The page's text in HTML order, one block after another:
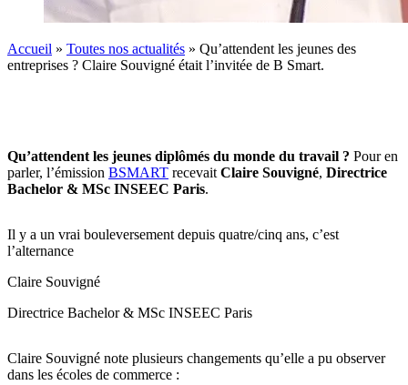
Accueil » Toutes nos actualités » Qu’attendent les jeunes des
entreprises ? Claire Souvigné était l’invitée de B Smart.
Qu’attendent les jeunes diplômés du monde du travail ? Pour en
parler, l’émission BSMART recevait Claire Souvigné, Directrice
Bachelor & MSc INSEEC Paris.
Il y a un vrai bouleversement depuis quatre/cinq ans, c’est
l’alternance
Claire Souvigné
Directrice Bachelor & MSc INSEEC Paris
Claire Souvigné note plusieurs changements qu’elle a pu observer
dans les écoles de commerce :